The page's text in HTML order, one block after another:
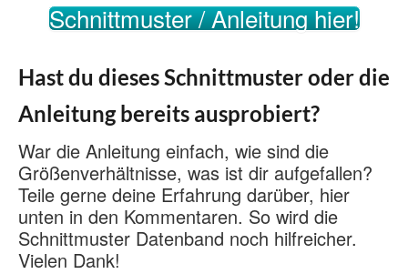
Schnittmuster / Anleitung hier!
Hast du dieses Schnittmuster oder die
Anleitung bereits ausprobiert?
War die Anleitung einfach, wie sind die
Größenverhältnisse, was ist dir aufgefallen?
Teile gerne deine Erfahrung darüber, hier
unten in den Kommentaren. So wird die
Schnittmuster Datenband noch hilfreicher.
Vielen Dank!